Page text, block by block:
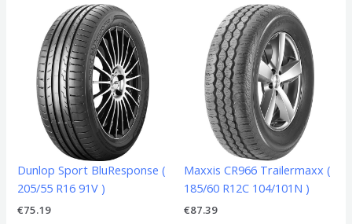
Dunlop Sport BluResponse (
205/55 R16 91V )
€75.19
Maxxis CR966 Trailermaxx (
185/60 R12C 104/101N )
€87.39